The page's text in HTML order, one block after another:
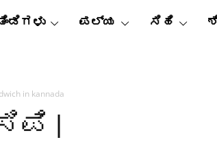
ಪಲ್ಯ ಸಿಹಿ
in kannada
|